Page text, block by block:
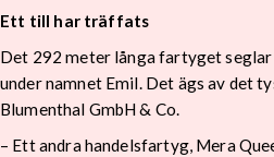
Ett till har träffats
Det 292 meter långa fartyget
under namnet Emil. Det ägs av det
Blumenthal GmbH & Co.
– Ett andra handelsfartyg, Mera